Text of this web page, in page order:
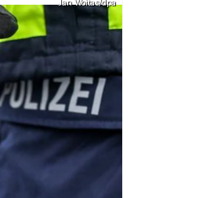
Jan Woitas/dpa